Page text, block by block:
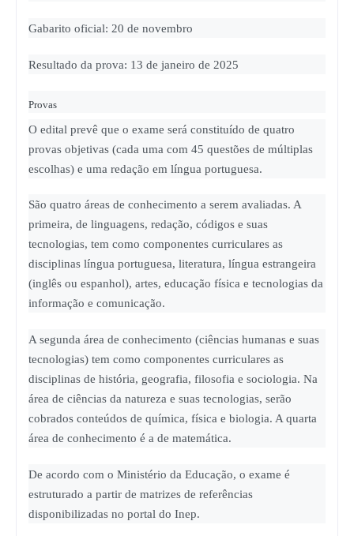
Gabarito oficial: 20 de novembro
Resultado da prova: 13 de janeiro de 2025
Provas
O edital prevê que o exame será constituído de quatro
provas objetivas (cada uma com 45 questões de múltiplas
escolhas) e uma redação em língua portuguesa.
São quatro áreas de conhecimento a serem avaliadas. A
primeira, de linguagens, redação, códigos e suas
tecnologias, tem como componentes curriculares as
disciplinas língua portuguesa, literatura, língua estrangeira
(inglês ou espanhol), artes, educação física e tecnologias da
informação e comunicação.
A segunda área de conhecimento (ciências humanas e suas
tecnologias) tem como componentes curriculares as
disciplinas de história, geografia, filosofia e sociologia. Na
área de ciências da natureza e suas tecnologias, serão
cobrados conteúdos de química, física e biologia. A quarta
área de conhecimento é a de matemática.
De acordo com o Ministério da Educação, o exame é
estruturado a partir de matrizes de referências
disponibilizadas no portal do Inep.